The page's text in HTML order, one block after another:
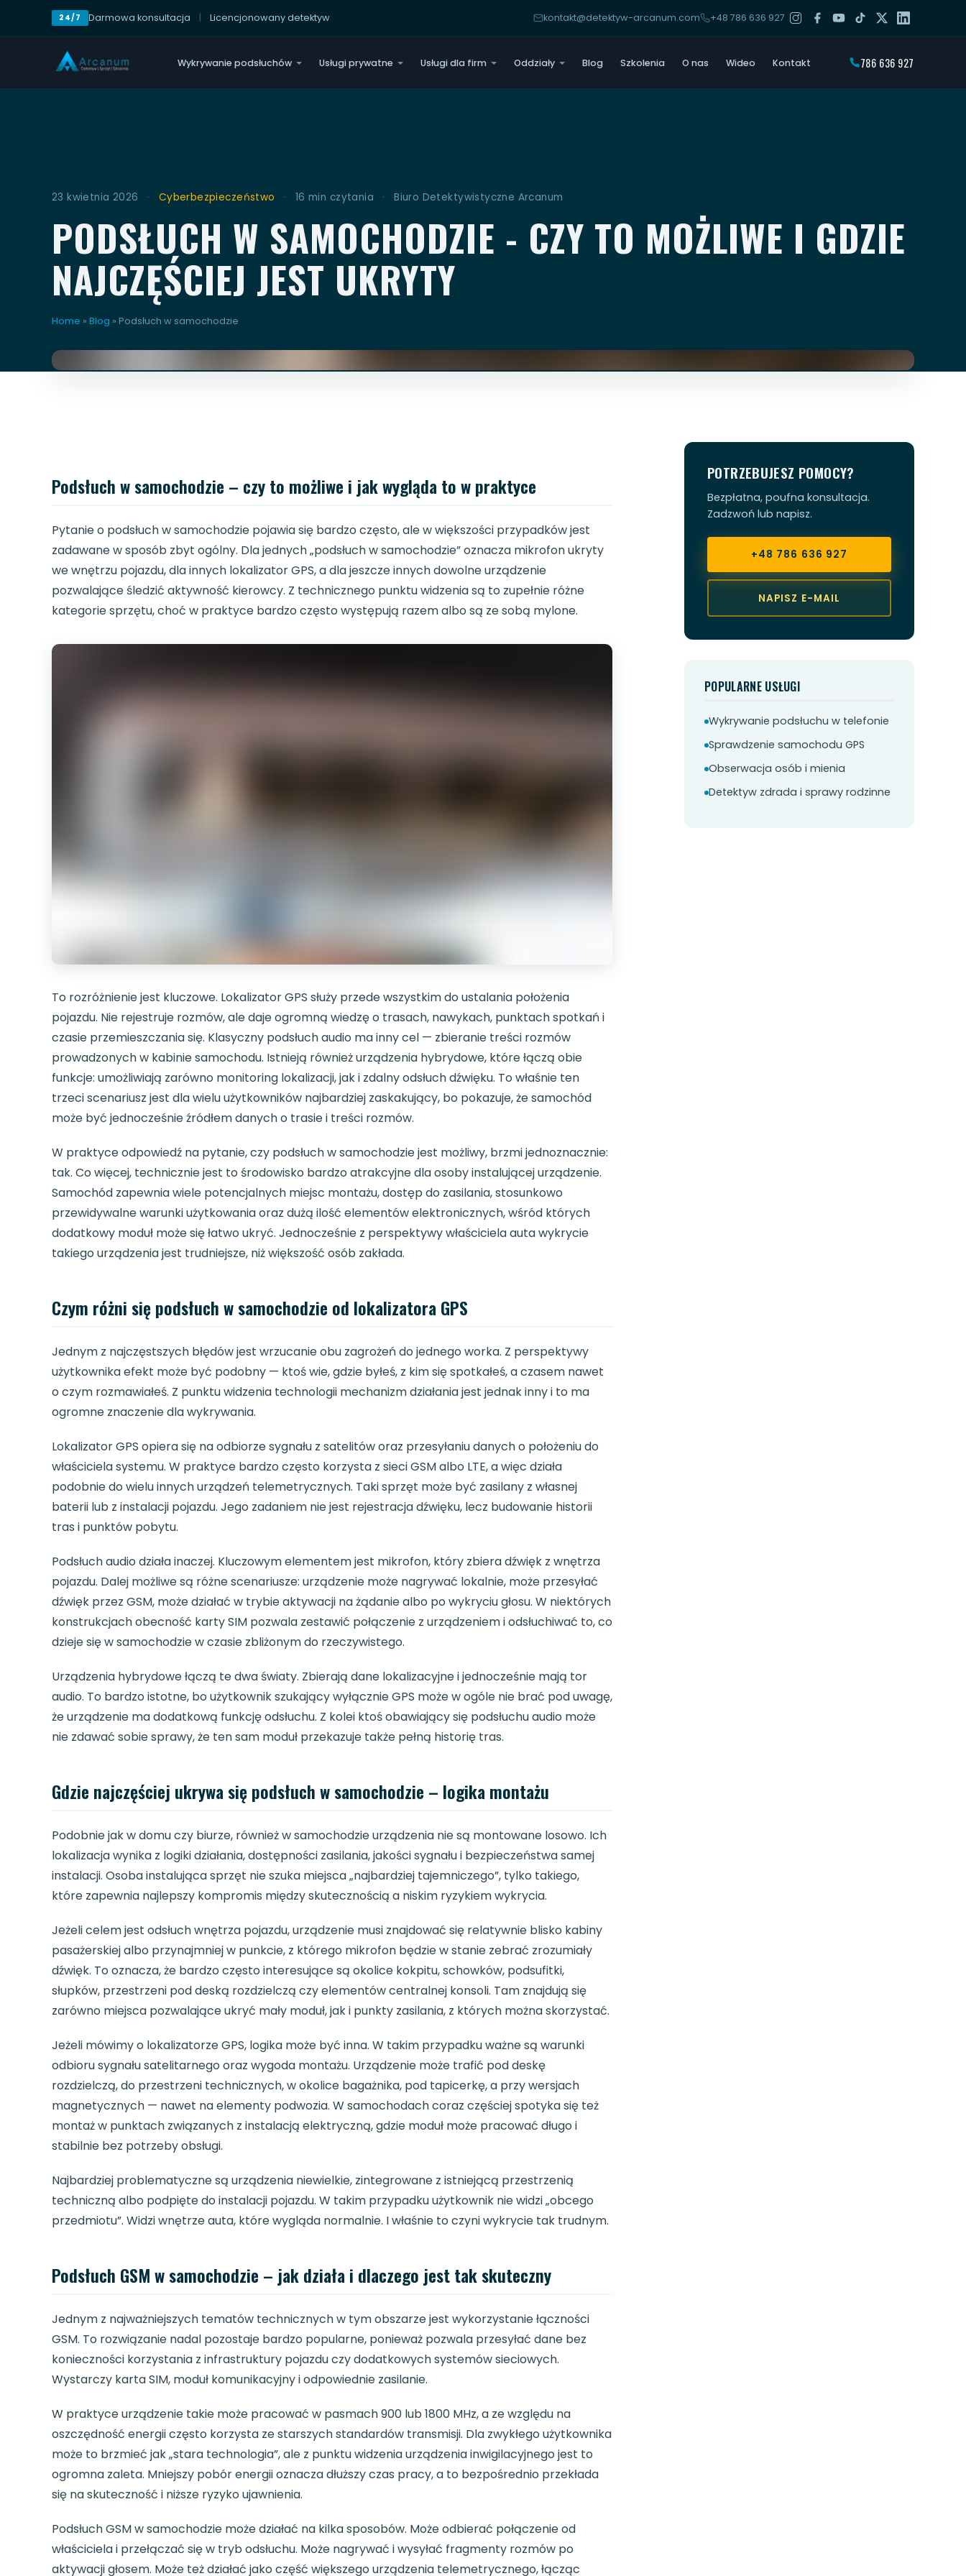
24/7 Darmowa konsultacja | Licencjonowany detektyw kontakt@detektyw-arcanum.com +48 786 636 927
Wykrywanie podsłuchów Usługi prywatne Usługi dla firm Oddziały Blog Szkolenia O nas Wideo Kontakt 786 636 927
23 kwietnia 2026 · Cyberbezpieczeństwo · 16 min czytania · Biuro Detektywistyczne Arcanum
PODSŁUCH W SAMOCHODZIE - CZY TO MOŻLIWE I GDZIE
NAJCZĘŚCIEJ JEST UKRYTY
Home » Blog » Podsłuch w samochodzie
Podsłuch w samochodzie – czy to możliwe i jak wygląda to w praktyce
Pytanie o podsłuch w samochodzie pojawia się bardzo często, ale w większości przypadków jest
zadawane w sposób zbyt ogólny. Dla jednych „podsłuch w samochodzie” oznacza mikrofon ukryty
we wnętrzu pojazdu, dla innych lokalizator GPS, a dla jeszcze innych dowolne urządzenie
pozwalające śledzić aktywność kierowcy. Z technicznego punktu widzenia są to zupełnie różne
kategorie sprzętu, choć w praktyce bardzo często występują razem albo są ze sobą mylone.
To rozróżnienie jest kluczowe. Lokalizator GPS służy przede wszystkim do ustalania położenia
pojazdu. Nie rejestruje rozmów, ale daje ogromną wiedzę o trasach, nawykach, punktach spotkań i
czasie przemieszczania się. Klasyczny podsłuch audio ma inny cel — zbieranie treści rozmów
prowadzonych w kabinie samochodu. Istnieją również urządzenia hybrydowe, które łączą obie
funkcje: umożliwiają zarówno monitoring lokalizacji, jak i zdalny odsłuch dźwięku. To właśnie ten
trzeci scenariusz jest dla wielu użytkowników najbardziej zaskakujący, bo pokazuje, że samochód
może być jednocześnie źródłem danych o trasie i treści rozmów.
W praktyce odpowiedź na pytanie, czy podsłuch w samochodzie jest możliwy, brzmi jednoznacznie:
tak. Co więcej, technicznie jest to środowisko bardzo atrakcyjne dla osoby instalującej urządzenie.
Samochód zapewnia wiele potencjalnych miejsc montażu, dostęp do zasilania, stosunkowo
przewidywalne warunki użytkowania oraz dużą ilość elementów elektronicznych, wśród których
dodatkowy moduł może się łatwo ukryć. Jednocześnie z perspektywy właściciela auta wykrycie
takiego urządzenia jest trudniejsze, niż większość osób zakłada.
Czym różni się podsłuch w samochodzie od lokalizatora GPS
Jednym z najczęstszych błędów jest wrzucanie obu zagrożeń do jednego worka. Z perspektywy
użytkownika efekt może być podobny — ktoś wie, gdzie byłeś, z kim się spotkałeś, a czasem nawet
o czym rozmawiałeś. Z punktu widzenia technologii mechanizm działania jest jednak inny i to ma
ogromne znaczenie dla wykrywania.
Lokalizator GPS opiera się na odbiorze sygnału z satelitów oraz przesyłaniu danych o położeniu do
właściciela systemu. W praktyce bardzo często korzysta z sieci GSM albo LTE, a więc działa
podobnie do wielu innych urządzeń telemetrycznych. Taki sprzęt może być zasilany z własnej
baterii lub z instalacji pojazdu. Jego zadaniem nie jest rejestracja dźwięku, lecz budowanie historii
tras i punktów pobytu.
Podsłuch audio działa inaczej. Kluczowym elementem jest mikrofon, który zbiera dźwięk z wnętrza
pojazdu. Dalej możliwe są różne scenariusze: urządzenie może nagrywać lokalnie, może przesyłać
dźwięk przez GSM, może działać w trybie aktywacji na żądanie albo po wykryciu głosu. W niektórych
konstrukcjach obecność karty SIM pozwala zestawić połączenie z urządzeniem i odsłuchiwać to, co
dzieje się w samochodzie w czasie zbliżonym do rzeczywistego.
Urządzenia hybrydowe łączą te dwa światy. Zbierają dane lokalizacyjne i jednocześnie mają tor
audio. To bardzo istotne, bo użytkownik szukający wyłącznie GPS może w ogóle nie brać pod uwagę,
że urządzenie ma dodatkową funkcję odsłuchu. Z kolei ktoś obawiający się podsłuchu audio może
nie zdawać sobie sprawy, że ten sam moduł przekazuje także pełną historię tras.
Gdzie najczęściej ukrywa się podsłuch w samochodzie – logika montażu
Podobnie jak w domu czy biurze, również w samochodzie urządzenia nie są montowane losowo. Ich
lokalizacja wynika z logiki działania, dostępności zasilania, jakości sygnału i bezpieczeństwa samej
instalacji. Osoba instalująca sprzęt nie szuka miejsca „najbardziej tajemniczego”, tylko takiego,
które zapewnia najlepszy kompromis między skutecznością a niskim ryzykiem wykrycia.
Jeżeli celem jest odsłuch wnętrza pojazdu, urządzenie musi znajdować się relatywnie blisko kabiny
pasażerskiej albo przynajmniej w punkcie, z którego mikrofon będzie w stanie zebrać zrozumiały
dźwięk. To oznacza, że bardzo często interesujące są okolice kokpitu, schowków, podsufitki,
słupków, przestrzeni pod deską rozdzielczą czy elementów centralnej konsoli. Tam znajdują się
zarówno miejsca pozwalające ukryć mały moduł, jak i punkty zasilania, z których można skorzystać.
Jeżeli mówimy o lokalizatorze GPS, logika może być inna. W takim przypadku ważne są warunki
odbioru sygnału satelitarnego oraz wygoda montażu. Urządzenie może trafić pod deskę
rozdzielczą, do przestrzeni technicznych, w okolice bagażnika, pod tapicerkę, a przy wersjach
magnetycznych — nawet na elementy podwozia. W samochodach coraz częściej spotyka się też
montaż w punktach związanych z instalacją elektryczną, gdzie moduł może pracować długo i
stabilnie bez potrzeby obsługi.
Najbardziej problematyczne są urządzenia niewielkie, zintegrowane z istniejącą przestrzenią
techniczną albo podpięte do instalacji pojazdu. W takim przypadku użytkownik nie widzi „obcego
przedmiotu”. Widzi wnętrze auta, które wygląda normalnie. I właśnie to czyni wykrycie tak trudnym.
Podsłuch GSM w samochodzie – jak działa i dlaczego jest tak skuteczny
Jednym z najważniejszych tematów technicznych w tym obszarze jest wykorzystanie łączności
GSM. To rozwiązanie nadal pozostaje bardzo popularne, ponieważ pozwala przesyłać dane bez
konieczności korzystania z infrastruktury pojazdu czy dodatkowych systemów sieciowych.
Wystarczy karta SIM, moduł komunikacyjny i odpowiednie zasilanie.
W praktyce urządzenie takie może pracować w pasmach 900 lub 1800 MHz, a ze względu na
oszczędność energii często korzysta ze starszych standardów transmisji. Dla zwykłego użytkownika
może to brzmieć jak „stara technologia”, ale z punktu widzenia urządzenia inwigilacyjnego jest to
ogromna zaleta. Mniejszy pobór energii oznacza dłuższy czas pracy, a to bezpośrednio przekłada
się na skuteczność i niższe ryzyko ujawnienia.
Podsłuch GSM w samochodzie może działać na kilka sposobów. Może odbierać połączenie od
właściciela i przełączać się w tryb odsłuchu. Może nagrywać i wysyłać fragmenty rozmów po
aktywacji głosem. Może też działać jako część większego urządzenia telemetrycznego, łącząc
POTRZEBUJESZ POMOCY?
Bezpłatna, poufna konsultacja.
Zadzwoń lub napisz.
+48 786 636 927
NAPISZ E-MAIL
POPULARNE USŁUGI
Wykrywanie podsłuchu w telefonie
Sprawdzenie samochodu GPS
Obserwacja osób i mienia
Detektyw zdrada i sprawy rodzinne